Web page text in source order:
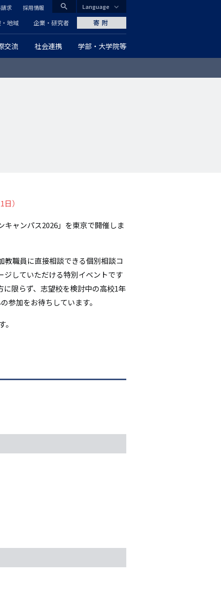
CLOSE
search
グ
ロ
交流 社会連携 学部・大学院等
地域 企業・研究者
求 採用情報
寄附
Language
）
ャンパス2026」を東京で開催しま
職員に直接相談できる個別相談コ
ジしていただける特別イベントです
限らず、志望校を検討中の高校1年
参加をお待ちしています。